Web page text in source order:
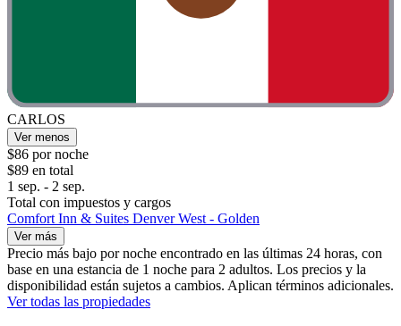
CARLOS
Ver menos
$86 por noche
$89 en total
1 sep. - 2 sep.
Total con impuestos y cargos
Comfort Inn & Suites Denver West - Golden
Ver más
Precio más bajo por noche encontrado en las últimas 24 horas, con
base en una estancia de 1 noche para 2 adultos. Los precios y la
disponibilidad están sujetos a cambios. Aplican términos adicionales.
Ver todas las propiedades